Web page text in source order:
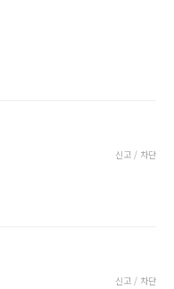
신고 / 차단
신고 / 차단